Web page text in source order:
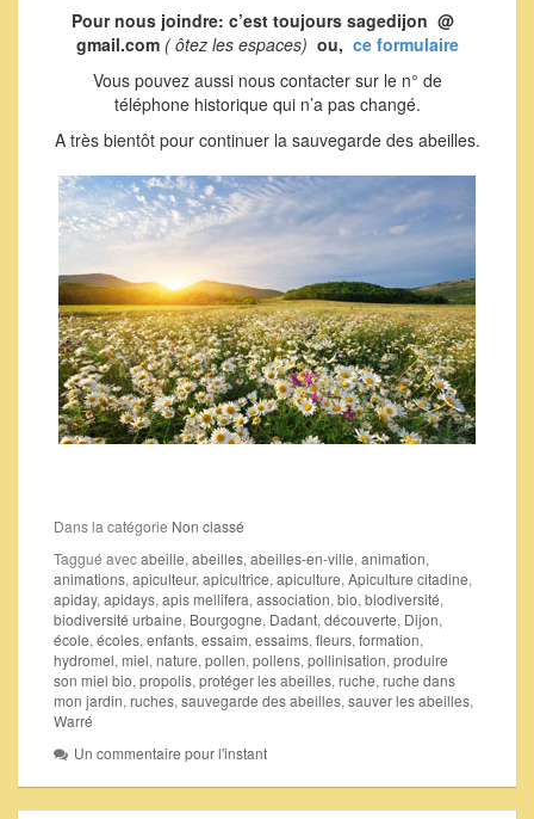
Pour nous joindre: c’est toujours sagedijon @
gmail.com( ôtez les espaces) ou, ce formulaire
Vous pouvez aussi nous contacter sur le n° de
téléphone historique qui n’a pas changé.
A très bientôt pour continuer la sauvegarde des abeilles.
Dans la catégorie Non classé
Taggué avecabeille, abeilles, abeilles-en-ville, animation,
animations, apiculteur, apicultrice, apiculture, Apiculture citadine,
apiday, apidays, apis mellifera, association, bio, biodiversité,
biodiversité urbaine, Bourgogne, Dadant, découverte, Dijon,
école, écoles, enfants, essaim, essaims, fleurs, formation,
hydromel, miel, nature, pollen, pollens, pollinisation, produire
son miel bio, propolis, protéger les abeilles, ruche, ruche dans
mon jardin, ruches, sauvegarde des abeilles, sauver les abeilles,
Warré
Un commentaire pour l'instant